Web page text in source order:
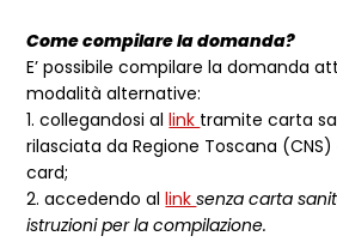
Come compilare la domanda?
E’ possibile compilare la domanda
modalità alternative:
1. collegandosi allink tramite carta
rilasciata da Regione Toscana
card;
2. accedendo allinksenza carta
istruzioni per la compilazione.